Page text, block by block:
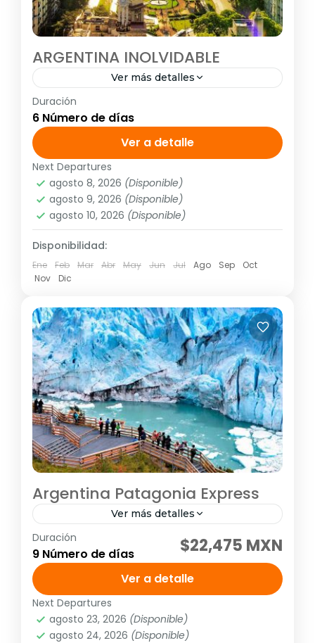
ARGENTINA INOLVIDABLE
Ver más detalles
<strong>Visitando:</strong> Buenos Aires –
Iguazú <strong>Salidas:</strong> Diarias
hasta el 15 de diciembre de 2019 TM
América,Sudamérica
1 Personas
Duración
6 Número de días
Ver a detalle
Next Departures
agosto 8, 2026 (Disponible)
agosto 9, 2026 (Disponible)
agosto 10, 2026 (Disponible)
Disponibilidad:
Ene Feb Mar Abr May Jun Jul Ago Sep
Oct
Nov
Dic
Argentina Patagonia Express
Ver más detalles
Visitando: Buenos Aires – El Calafate –
Ushuaia Salidas: Diarias del 01 de mayo al 31
de agosto 2023 Programa disponible como
Salida Fija. Consulte...
América,Sudamérica
Duración
9 Número de días $22,475 MXN
Ver a detalle
Next Departures
agosto 23, 2026 (Disponible)
agosto 24, 2026 (Disponible)